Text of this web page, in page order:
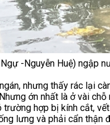
-Nguyễn Huệ) ngập
nhưng thấy rác lại
ớn nhất là ở vài
hợp bị kính cắt,
lưng và phải cẩn